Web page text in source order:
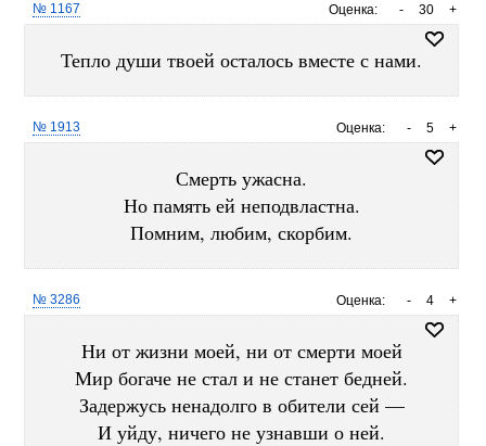
Оценка: +
30
-
№ 1167
Тепло души твоей осталось вместе с нами.
Оценка: +
5
-
№ 1913
Смерть ужасна.
Но память ей неподвластна.
Помним, любим, скорбим.
Оценка: +
4
-
№ 3286
Ни от жизни моей, ни от смерти моей
Мир богаче не стал и не станет бедней.
Задержусь ненадолго в обители сей —
И уйду, ничего не узнавши о ней.